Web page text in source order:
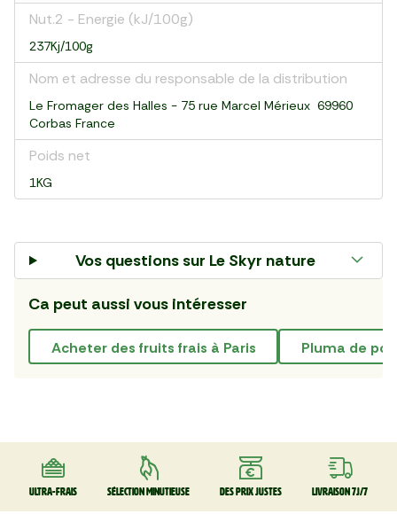
Nut.2 - Energie (kJ/100g)
237Kj/100g
Nom et adresse du responsable de la distribution
Le Fromager des Halles - 75 rue Marcel Mérieux 69960
Corbas France
Poids net
1KG
Vos questions sur Le Skyr nature
Ca peut aussi vous intéresser
Acheter des fruits frais à Paris pluma de
Ultra-frais Sélection minutieuse Des prix justes Livraison 7J/7